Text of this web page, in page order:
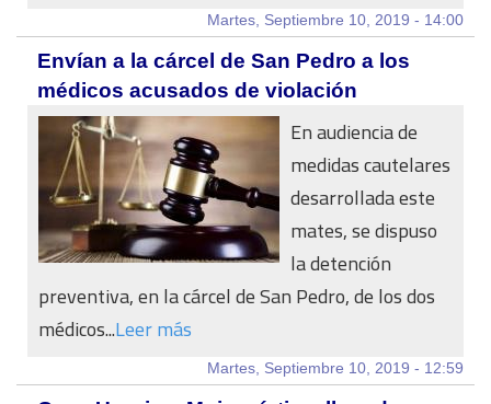
Martes, Septiembre 10, 2019 - 14:00
Envían a la cárcel de San Pedro a los
médicos acusados de violación
En audiencia de
medidas cautelares
desarrollada este
mates, se dispuso
la detención
preventiva, en la cárcel de San Pedro, de los dos
médicos...Leer más
Martes, Septiembre 10, 2019 - 12:59